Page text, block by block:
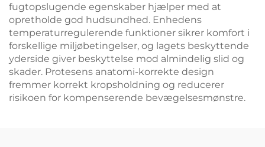
fugtopslugende egenskaber hjælper med at
opretholde god hudsundhed. Enhedens
temperaturregulerende funktioner sikrer komfort i
forskellige miljøbetingelser, og lagets beskyttende
yderside giver beskyttelse mod almindelig slid og
skader. Protesens anatomi-korrekte design
fremmer korrekt kropsholdning og reducerer
risikoen for kompenserende bevægelsesmønstre.